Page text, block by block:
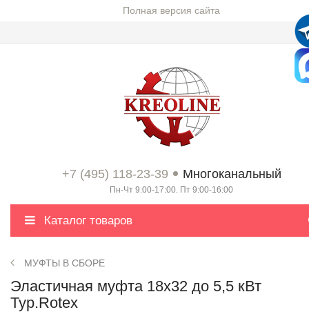
Полная версия сайта
+7 (495) 118-23-39 Многоканальный
Пн-Чт 9:00-17:00. Пт 9:00-16:00
Каталог товаров
МУФТЫ В СБОРЕ
Эластичная муфта 18х32 до 5,5 кВт
Typ.Rotex